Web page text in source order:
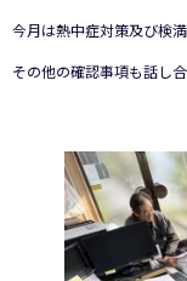
今月は熱中症対策及び検
その他の確認事項も話し合